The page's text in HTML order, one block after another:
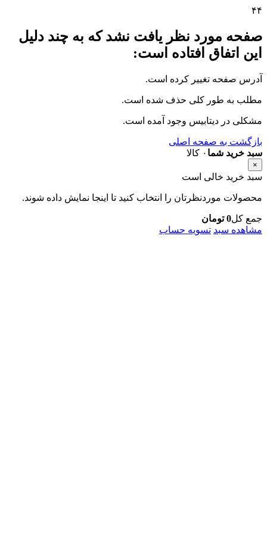
۴۴
صفحه مورد نظر یافت نشد که به چند دلیل
این اتفاق افتاده است:
آدرس صفحه تغییر کرده است.
مطلب به طور کلی حذف شده است.
مشکلی در دیتابیس وجود آمده است.
بازگشت به صفحه اصلی
سبد خرید شما ۰ کالا
×
سبد خرید خالی است
محصولات موردنظرتان را انتخاب کنید تا اینجا نمایش داده شوند.
جمع کل0 تومان
مشاهده سبد تسویه حساب